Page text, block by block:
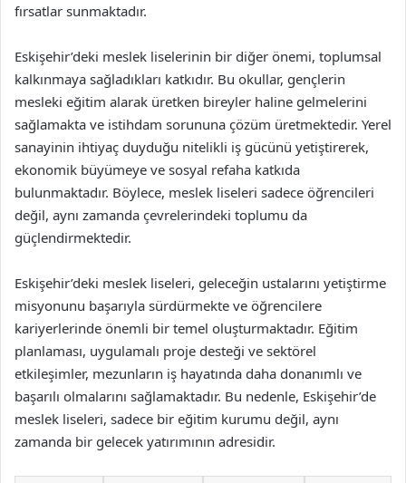
fırsatlar sunmaktadır.
Eskişehir’deki meslek liselerinin bir diğer önemi, toplumsal
kalkınmaya sağladıkları katkıdır. Bu okullar, gençlerin
mesleki eğitim alarak üretken bireyler haline gelmelerini
sağlamakta ve istihdam sorununa çözüm üretmektedir. Yerel
sanayinin ihtiyaç duyduğu nitelikli iş gücünü yetiştirerek,
ekonomik büyümeye ve sosyal refaha katkıda
bulunmaktadır. Böylece, meslek liseleri sadece öğrencileri
değil, aynı zamanda çevrelerindeki toplumu da
güçlendirmektedir.
Eskişehir’deki meslek liseleri, geleceğin ustalarını yetiştirme
misyonunu başarıyla sürdürmekte ve öğrencilere
kariyerlerinde önemli bir temel oluşturmaktadır. Eğitim
planlaması, uygulamalı proje desteği ve sektörel
etkileşimler, mezunların iş hayatında daha donanımlı ve
başarılı olmalarını sağlamaktadır. Bu nedenle, Eskişehir’de
meslek liseleri, sadece bir eğitim kurumu değil, aynı
zamanda bir gelecek yatırımının adresidir.